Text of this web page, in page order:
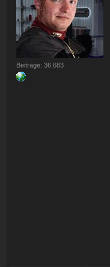
Beiträge: 36.683